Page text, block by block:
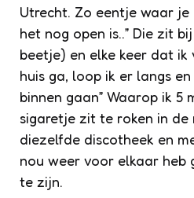
Utrecht. Zo eentje waar je
het nog open is..” Die zit
beetje) en elke keer dat
huis ga, loop ik er langs
binnen gaan” Waarop ik 5
sigaretje zit te roken in de
diezelfde discotheek en
nou weer voor elkaar heb
te zijn.